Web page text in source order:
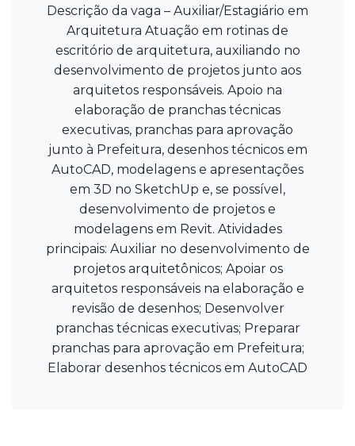
Descrição da vaga – Auxiliar/Estagiário em
Arquitetura Atuação em rotinas de
escritório de arquitetura, auxiliando no
desenvolvimento de projetos junto aos
arquitetos responsáveis. Apoio na
elaboração de pranchas técnicas
executivas, pranchas para aprovação
junto à Prefeitura, desenhos técnicos em
AutoCAD, modelagens e apresentações
em 3D no SketchUp e, se possível,
desenvolvimento de projetos e
modelagens em Revit. Atividades
principais: Auxiliar no desenvolvimento de
projetos arquitetônicos; Apoiar os
arquitetos responsáveis na elaboração e
revisão de desenhos; Desenvolver
pranchas técnicas executivas; Preparar
pranchas para aprovação em Prefeitura;
Elaborar desenhos técnicos em AutoCAD